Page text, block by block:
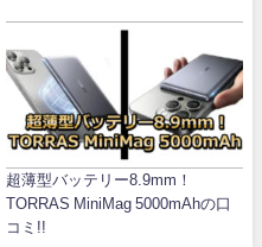
超薄型バッテリー8.9mm！
TORRAS MiniMag 5000mAhの口
コミ!!